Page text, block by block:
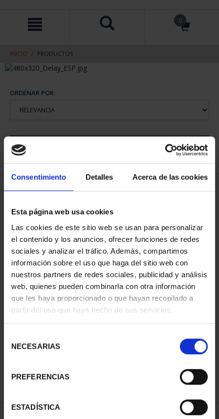
Consentimiento Detalles Acerca de las cookies
Esta página web usa cookies
Las cookies de este sitio web se usan para personalizar
el contenido y los anuncios, ofrecer funciones de redes
sociales y analizar el tráfico. Además, compartimos
información sobre el uso que haga del sitio web con
nuestros partners de redes sociales, publicidad y análisis
web, quienes pueden combinarla con otra información
que les haya proporcionado o que hayan recopilado a
partir del uso que haya hecho de sus servicios.
NECESARIAS
PREFERENCIAS
ESTADÍSTICA
contenido
navegacin
0
INICIO PRODUCTOS
ORDENAR POR:
1 Productos encontrados
73,00 €